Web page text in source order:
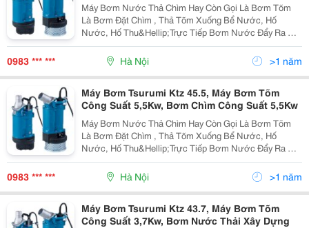
Máy Bơm Nước Thả Chìm Hay Còn Gọi Là Bơm Tõm
Là Bơm Đặt Chìm , Thả Tõm Xuống Bể Nước, Hố
Nước, Hố Thu&Hellip;Trực Tiếp Bơm Nước Đẩy Ra Vị
Trí Cần Thoát Nước, Trước Đây Khi Khoa Học Chưa
Phát Triển Dòng Bơm Nước Thải Được Ban Đầu Ra Đời
Được Thiết Kế
0983 *** *** Hà Nội >1 năm
Máy Bơm Tsurumi Ktz 45.5, Máy Bơm Tõm
Công Suất 5,5Kw, Bơm Chìm Công Suất 5,5Kw
Máy Bơm Nước Thả Chìm Hay Còn Gọi Là Bơm Tõm
Là Bơm Đặt Chìm , Thả Tõm Xuống Bể Nước, Hố
Nước, Hố Thu&Hellip;Trực Tiếp Bơm Nước Đẩy Ra Vị
Trí Cần Thoát Nước, Trước Đây Khi Khoa Học Chưa
Phát Triển Dòng Bơm Nước Thải Được Ban Đầu Ra Đời
Được Thiết Kế
0983 *** *** Hà Nội >1 năm
Máy Bơm Tsurumi Ktz 43.7, Máy Bơm Tõm
Công Suất 3,7Kw, Bơm Nước Thải Xây Dựng